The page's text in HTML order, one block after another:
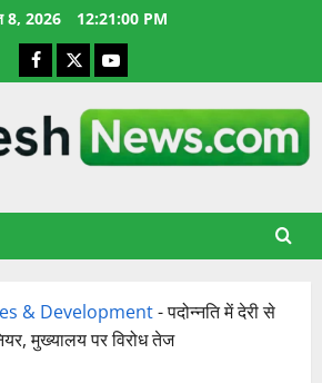
8, 2026 12:21:01 PM
Facebook
X YouTube
& Development-पदोन्नति में देरी से
मुख्यालय पर विरोध तेज